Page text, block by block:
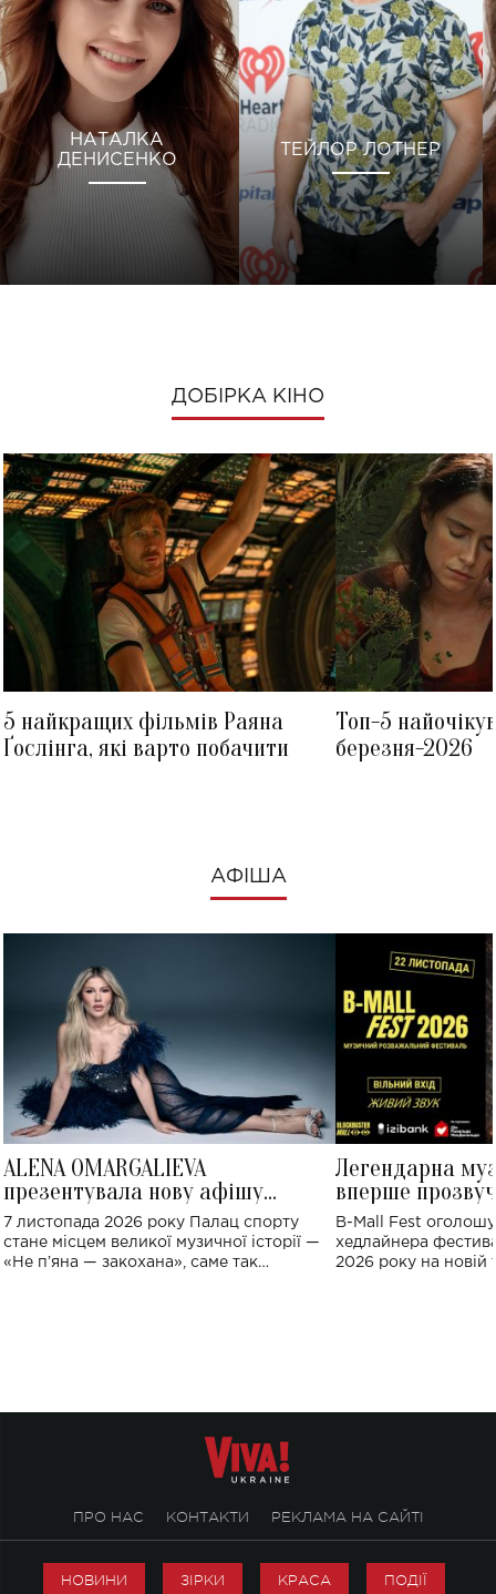
НАТАЛКА
ДЕНИСЕНКО
ТЕЙЛОР ЛОТНЕР
ДОБІРКА КІНО
5 найкращих фільмів Раяна
Ґослінга, які варто побачити
Топ-5
березня-2026
АФІША
ALENA OMARGALIEVA
презентувала нову афішу
великого концерту в Палаці
спорту
7 листопада 2026 року Палац спорту
стане місцем великої музичної історії —
«Не пʼяна — закохана», саме так
Легендарна
вперше
Україні: де
B-Mall Fest
хедлайнера
2026 року на новій
ПРО НАС КОНТАКТИ РЕКЛАМА НА САЙТІ
НОВИНИ ЗІРКИ КРАСА ПОДІЇ